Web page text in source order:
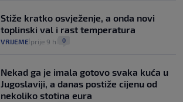
Stiže kratko osvježenje, a onda novi
toplinski val i rast temperatura
VRIJEME prije 9 h 0
Nekad ga je imala gotovo svaka kuća u
Jugoslaviji, a danas postiže cijenu od
nekoliko stotina eura